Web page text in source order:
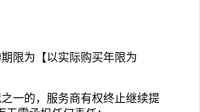
限为【以实际购买年限为
一的，服务商有权终止继续提